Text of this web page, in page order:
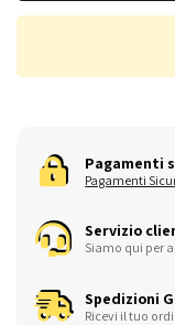
Pagamenti
Pagamenti
Servizio
Siamo qui per
Spedizioni
Ricevi il tuo